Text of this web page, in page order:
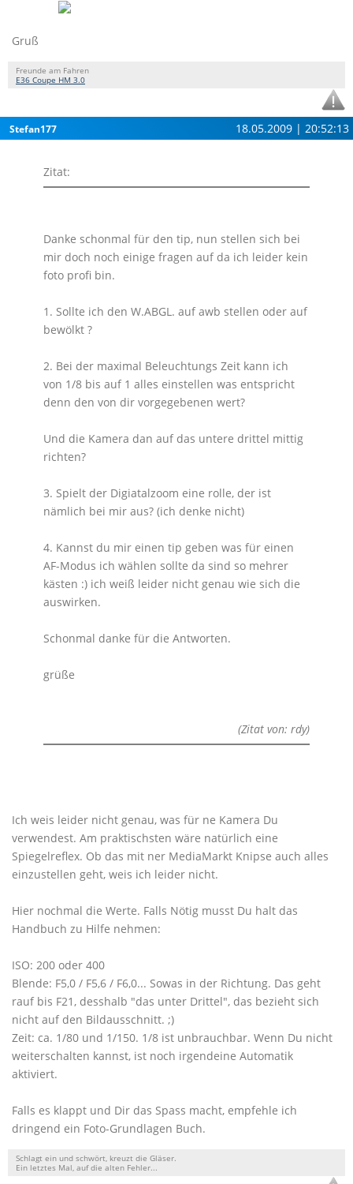
Gruß
Freunde am Fahren
E36 Coupe HM 3.0
Stefan177 18.05.2009 | 20:52:13
Zitat:
Danke schonmal für den tip, nun stellen sich bei
mir doch noch einige fragen auf da ich leider kein
foto profi bin.
1. Sollte ich den W.ABGL. auf awb stellen oder auf
bewölkt ?
2. Bei der maximal Beleuchtungs Zeit kann ich
von 1/8 bis auf 1 alles einstellen was entspricht
denn den von dir vorgegebenen wert?
Und die Kamera dan auf das untere drittel mittig
richten?
3. Spielt der Digiatalzoom eine rolle, der ist
nämlich bei mir aus? (ich denke nicht)
4. Kannst du mir einen tip geben was für einen
AF-Modus ich wählen sollte da sind so mehrer
kästen :) ich weiß leider nicht genau wie sich die
auswirken.
Schonmal danke für die Antworten.
grüße
(Zitat von: rdy)
Ich weis leider nicht genau, was für ne Kamera Du
verwendest. Am praktischsten wäre natürlich eine
Spiegelreflex. Ob das mit ner MediaMarkt Knipse auch alles
einzustellen geht, weis ich leider nicht.
Hier nochmal die Werte. Falls Nötig musst Du halt das
Handbuch zu Hilfe nehmen:
ISO: 200 oder 400
Blende: F5,0 / F5,6 / F6,0... Sowas in der Richtung. Das geht
rauf bis F21, desshalb "das unter Drittel", das bezieht sich
nicht auf den Bildausschnitt. ;)
Zeit: ca. 1/80 und 1/150. 1/8 ist unbrauchbar. Wenn Du nicht
weiterschalten kannst, ist noch irgendeine Automatik
aktiviert.
Falls es klappt und Dir das Spass macht, empfehle ich
dringend ein Foto-Grundlagen Buch.
Schlagt ein und schwört, kreuzt die Gläser.
Ein letztes Mal, auf die alten Fehler...